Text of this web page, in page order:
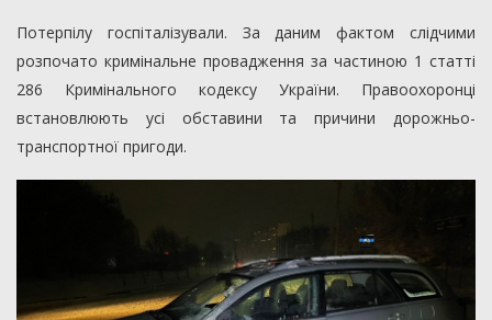
Потерпілу госпіталізували. За даним фактом слідчими
розпочато кримінальне провадження за частиною 1 статті
286 Кримінального кодексу України. Правоохоронці
встановлюють усі обставини та причини дорожньо-
транспортної пригоди.